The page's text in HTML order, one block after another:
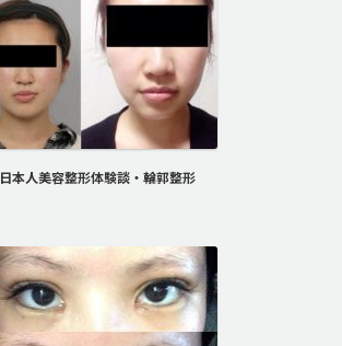
日本人美容整形体験談・輪郭整形